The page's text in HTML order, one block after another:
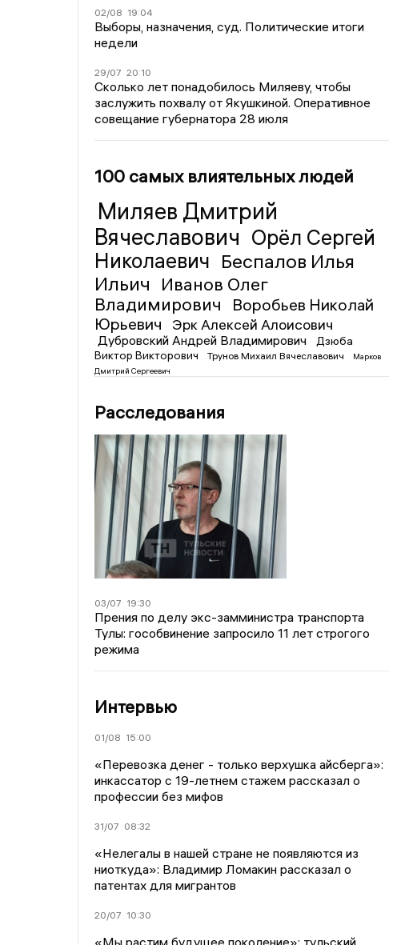
02/08 19:04
Выборы, назначения, суд. Политические итоги
недели
29/07 20:10
Сколько лет понадобилось Миляеву, чтобы
заслужить похвалу от Якушкиной. Оперативное
совещание губернатора 28 июля
100 самых влиятельных людей
Миляев Дмитрий
Вячеславович Орёл Сергей
Николаевич Беспалов Илья
Ильич
Иванов Олег
Владимирович
Воробьев Николай
Юрьевич
Эрк Алексей Алоисович
Дубровский Андрей Владимирович
Дзюба
Виктор Викторович
Трунов Михаил Вячеславович
Марков
Дмитрий Сергеевич
Расследования
03/07 19:30
Прения по делу экс-замминистра транспорта
Тулы: гособвинение запросило 11 лет строгого
режима
Интервью
01/08 15:00
«Перевозка денег - только верхушка айсберга»:
инкассатор с 19-летнем стажем рассказал о
профессии без мифов
31/07 08:32
«Нелегалы в нашей стране не появляются из
ниоткуда»: Владимир Ломакин рассказал о
патентах для мигрантов
20/07 10:30
«Мы растим будущее поколение»: тульский